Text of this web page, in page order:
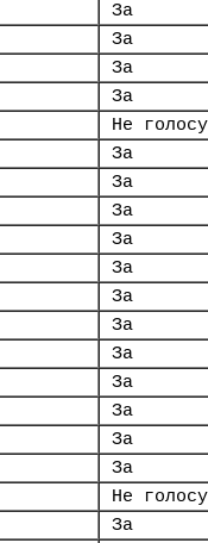
За
За
За
За
Не
За
За
За
За
За
За
За
За
За
За
За
За
Не
За